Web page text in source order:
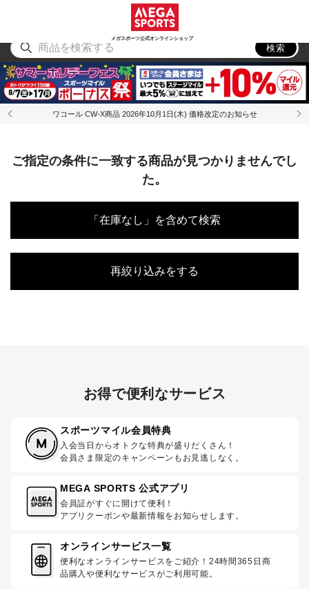
メガスポーツ公式オンラインショップ
アウトドア
検索
ワコール CW-X商品 2026年10月1日(木) 価格改定のお知らせ
ご指定の条件に一致する商品が見つかりませんでし
た。
「在庫なし」を含めて検索
再絞り込みをする
お得で便利なサービス
スポーツマイル会員特典
入会当日からオトクな特典が盛りだくさん！
会員さま限定のキャンペーンもお見逃しなく。
MEGA SPORTS 公式アプリ
会員証がすぐに開けて便利！
アプリクーポンや最新情報をお知らせします。
オンラインサービス一覧
便利なオンラインサービスをご紹介！24時間365日商
品購入や便利なサービスがご利用可能。